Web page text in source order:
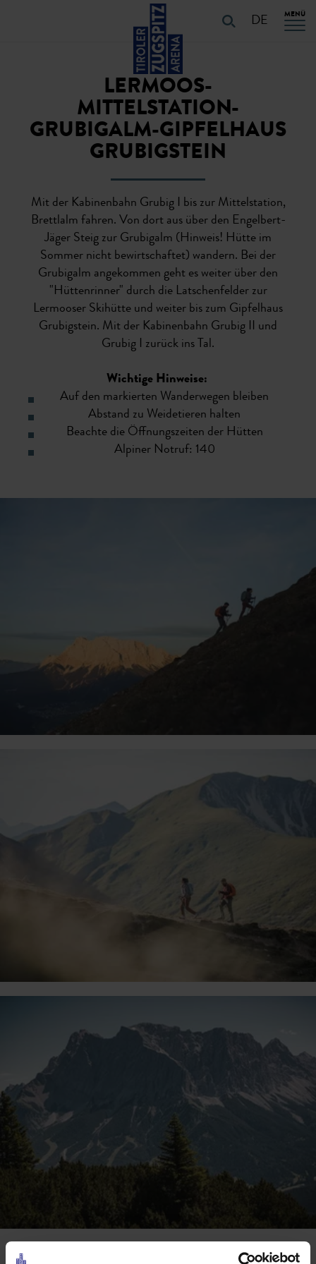
Zur Hauptnavigation springen
DE MENÜ
LERMOOS-
MITTELSTATION-
GRUBIGALM-GIPFELHAUS
GRUBIGSTEIN
Mit der Kabinenbahn Grubig I bis zur Mittelstation,
Brettlalm fahren. Von dort aus über den Engelbert-
Jäger Steig zur Grubigalm (Hinweis! Hütte im
Sommer nicht bewirtschaftet) wandern. Bei der
Grubigalm angekommen geht es weiter über den
"Hüttenrinner" durch die Latschenfelder zur
Lermooser Skihütte und weiter bis zum Gipfelhaus
Grubigstein. Mit der Kabinenbahn Grubig II und
Grubig I zurück ins Tal.
Wichtige Hinweise:
Auf den markierten Wanderwegen bleiben
Abstand zu Weidetieren halten
Beachte die Öffnungszeiten der Hütten
Alpiner Notruf: 140